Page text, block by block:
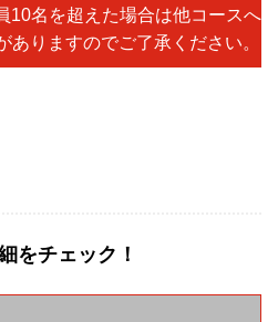
10名を超えた場合は他コースへ
りますのでご了承ください。
をチェック！